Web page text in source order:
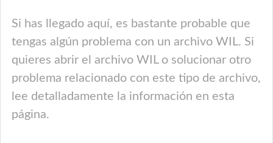
Si has llegado aquí, es bastante probable que
tengas algún problema con un archivo WIL. Si
quieres abrir el archivo WIL o solucionar otro
problema relacionado con este tipo de archivo,
lee detalladamente la información en esta
página.